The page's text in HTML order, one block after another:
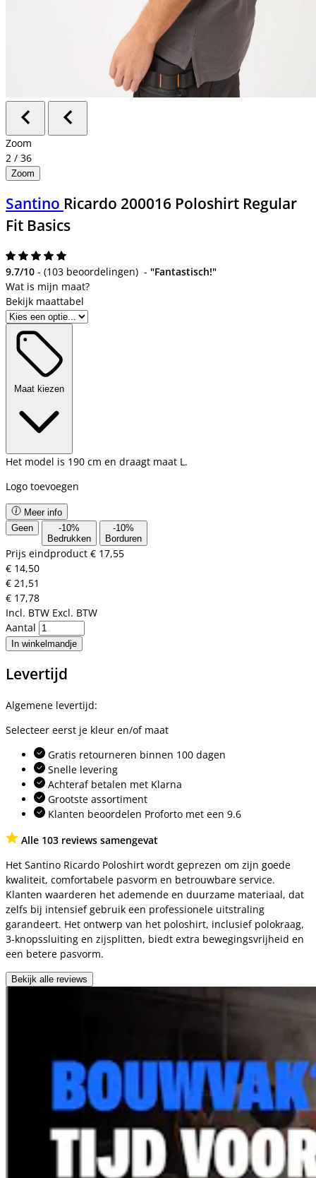
Zoom
2 / 36
Zoom
Santino Ricardo 200016 Poloshirt Regular
Fit Basics
9.7/10 - (103 beoordelingen) - "Fantastisch!"
Bekijk maattabel
Maat kiezen
Het model is 190 cm en draagt maat L.
Logo toevoegen
Meer info
Geen
-10%
Bedrukken
-10%
Borduren
Prijs eindproduct € 17,55
€ 14,50
€ 21,51
€ 17,78
Incl. BTW Excl. BTW
Aantal
In winkelmandje
Levertijd
Algemene levertijd:
Selecteer eerst je kleur en/of maat
Gratis retourneren binnen 100 dagen
Snelle levering
Achteraf betalen met Klarna
Grootste assortiment
Klanten beoordelen Proforto met een 9.6
Alle 103 reviews samengevat
Het Santino Ricardo Poloshirt wordt geprezen om zijn goede
kwaliteit, comfortabele pasvorm en betrouwbare service.
Klanten waarderen het ademende en duurzame materiaal, dat
zelfs bij intensief gebruik een professionele uitstraling
garandeert. Het ontwerp van het poloshirt, inclusief polokraag,
3-knopssluiting en zijsplitten, biedt extra bewegingsvrijheid en
een betere pasvorm.
Bekijk alle reviews